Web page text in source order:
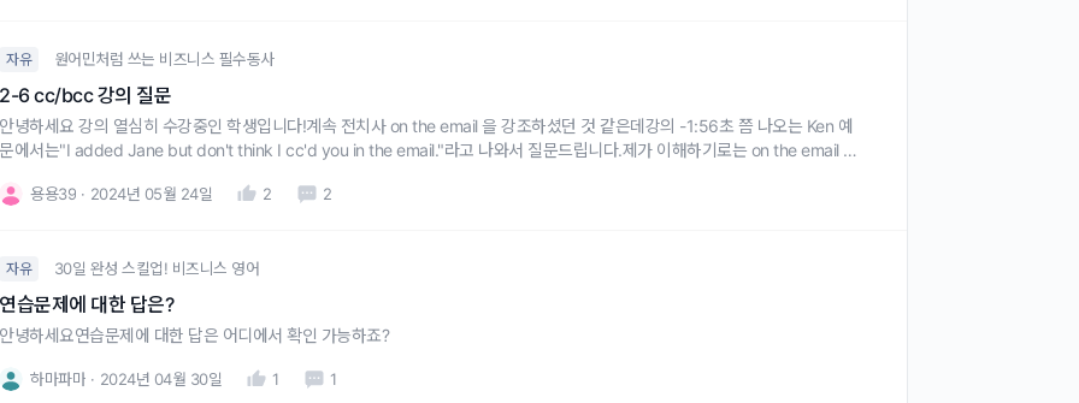
자유 원어민처럼 쓰는 비즈니스 필수동사
2-6 cc/bcc 강의 질문
안녕하세요 강의 열심히 수강중인 학생입니다!계속 전치사 on the email 을 강조하셨던 것 같은데강의 -1:56초 쯤 나오는 Ken 예
문에서는"I added Jane but don't think I cc'd you in the email."라고 나와서 질문드립니다.제가 이해하기로는 on the email 과
용용39 2024년 05월 24일 2 2
자유 30일 완성 스킬업! 비즈니스 영어
연습문제에 대한 답은?
안녕하세요연습문제에 대한 답은 어디에서 확인 가능하죠?
하마파마 2024년 04월 30일 1 1